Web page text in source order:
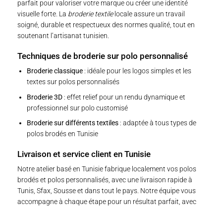
parfait pour valoriser votre marque ou créer une identité
visuelle forte. La broderie textilelocale assure un travail
soigné, durable et respectueux des normes qualité, tout en
soutenant l’artisanat tunisien.
Techniques de broderie sur polo personnalisé
Broderie classique: idéale pour les logos simples et les
textes sur polos personnalisés
Broderie 3D: effet relief pour un rendu dynamique et
professionnel sur polo customisé
Broderie sur différents textiles: adaptée à tous types de
polos brodés en Tunisie
Livraison et service client en Tunisie
Notre atelier basé en Tunisie fabrique localement vos polos
brodés et polos personnalisés, avec une livraison rapide à
Tunis, Sfax, Sousse et dans tout le pays. Notre équipe vous
accompagne à chaque étape pour un résultat parfait, avec